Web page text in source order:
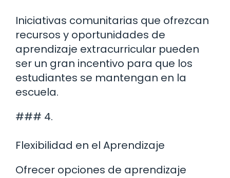
Iniciativas comunitarias que ofrezcan
recursos y oportunidades de
aprendizaje extracurricular pueden
ser un gran incentivo para que los
estudiantes se mantengan en la
escuela.
### 4.
Flexibilidad en el Aprendizaje
Ofrecer opciones de aprendizaje